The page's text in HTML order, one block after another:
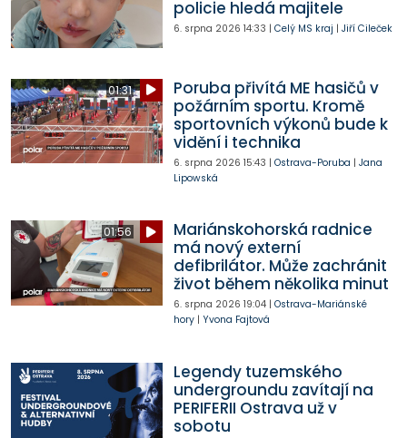
policie hledá majitele
6. srpna 2026 14:33 | Celý MS kraj | Jiří Cileček
01:31
Poruba přivítá ME hasičů v
požárním sportu. Kromě
sportovních výkonů bude k
vidění i technika
6. srpna 2026 15:43 | Ostrava-Poruba | Jana
Lipowská
01:56
Mariánskohorská radnice
má nový externí
defibrilátor. Může zachránit
život během několika minut
6. srpna 2026 19:04| Ostrava-Mariánské
hory| Yvona Fajtová
Legendy tuzemského
undergroundu zavítají na
PERIFERII Ostrava už v
sobotu